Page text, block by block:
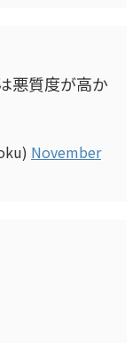
悪質度が高か
November